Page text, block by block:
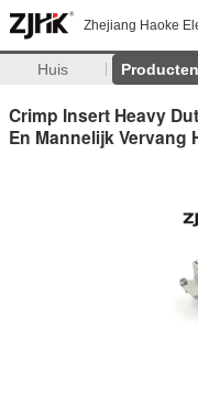
Zhejiang Haoke
Huis Producten
Crimp Insert Heavy
En Mannelijk Vervang